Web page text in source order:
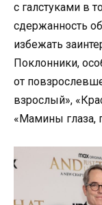
с галстуками в
сдержанность
избежать
Поклонники,
от
взрослый»,
«Мамины глаза,